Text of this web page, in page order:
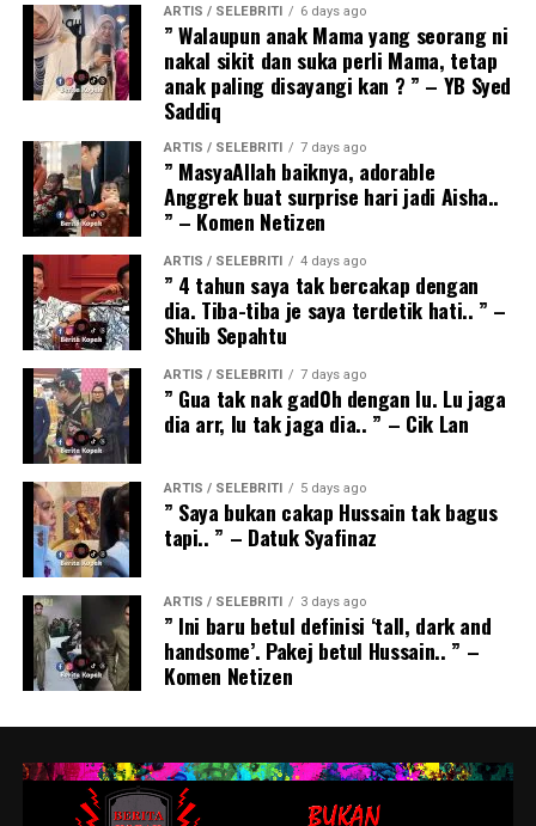
ARTIS / SELEBRITI 6 days ago
” Walaupun anak Mama yang seorang ni
nakal sikit dan suka perli Mama, tetap
anak paling disayangi kan ? ” – YB Syed
Saddiq
ARTIS / SELEBRITI 7 days ago
” MasyaAllah baiknya, adorable
Anggrek buat surprise hari jadi Aisha..
” – Komen Netizen
ARTIS / SELEBRITI 4 days ago
” 4 tahun saya tak bercakap dengan
dia. Tiba-tiba je saya terdetik hati.. ” –
Shuib Sepahtu
ARTIS / SELEBRITI 7 days ago
” Gua tak nak gad0h dengan lu. Lu jaga
dia arr, lu tak jaga dia.. ” – Cik Lan
ARTIS / SELEBRITI 5 days ago
” Saya bukan cakap Hussain tak bagus
tapi.. ” – Datuk Syafinaz
ARTIS / SELEBRITI 3 days ago
” Ini baru betul definisi ‘tall, dark and
handsome’. Pakej betul Hussain.. ” –
Komen Netizen